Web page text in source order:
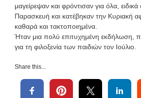
μαγείρεψαν και φρόντισαν για όλα,
Παρασκευή και κατέβηκαν την Κυριακή
καθαρά και τακτοποιημένα.
Ήταν μια πολύ επιτυχημένη εκδήλωση,
για τη φιλοξενία των παιδιών τον Ιούλιο.
Share this...